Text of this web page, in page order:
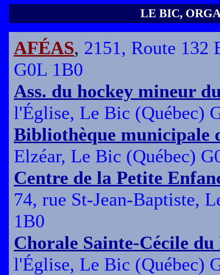
LE BIC,
AFÉAS, 2151, Route 132
G0L 1B0
Ass. du hockey mineur
l'Église, Le Bic (Québec)
Bibliothèque municipale
Elzéar, Le Bic (Québec)
Centre de la Petite
74, rue St-Jean-Baptiste,
1B0
Chorale Sainte-Cécile du
l'Église, Le Bic (Québec)